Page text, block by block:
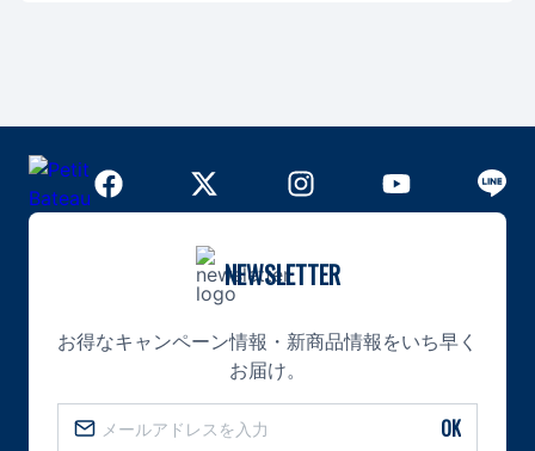
NEWSLETTER
お得なキャンペーン情報・新商品情報をいち早く
お届け。
OK